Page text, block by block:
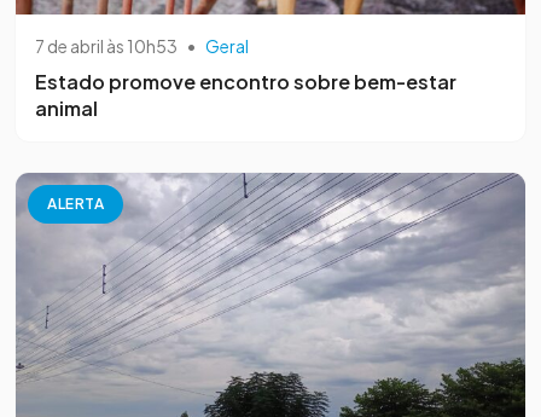
7 de abril às 10h53 • Geral
Estado promove encontro sobre bem-estar
animal
ALERTA